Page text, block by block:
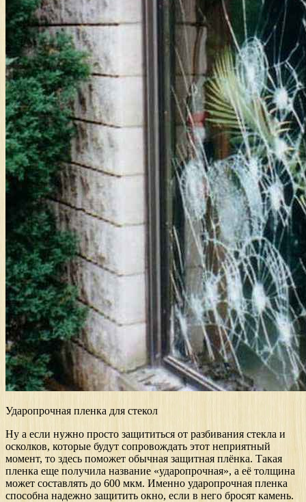
Ударопрочная пленка для стекол
Ну а если нужно просто защититься от разбивания стекла и
осколков, которые будут сопровождать этот неприятный
момент, то здесь поможет обычная защитная плёнка. Такая
пленка еще получила название «ударопрочная», а её толщина
может составлять до 600 мкм. Именно ударопрочная пленка
способна надежно защитить окно, если в него бросят камень.